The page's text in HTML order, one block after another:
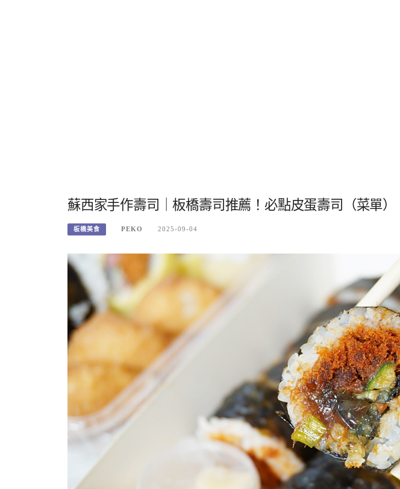
蘇西家手作壽司｜板橋壽司推薦！必點皮蛋壽司（菜單）
板橋美食 PEKO 2025-09-04